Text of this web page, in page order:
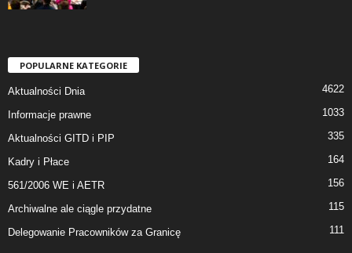
POPULARNE KATEGORIE
Aktualności Dnia 4622
Informacje prawne 1033
Aktualności GITD i PIP 335
Kadry i Płace 164
561/2006 WE i AETR 156
Archiwalne ale ciągle przydatne 115
Delegowanie Pracowników za Granicę 111